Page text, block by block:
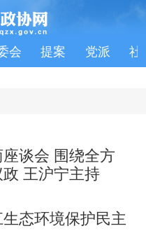
会 提案 党派 社
谈会 围绕全方
王沪宁主持
态环境保护民主